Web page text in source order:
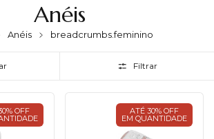
Anéis
Anéis breadcrumbs.feminino
Filtrar
OFF ATÉ 30% OFF
EM QUANTIDADE